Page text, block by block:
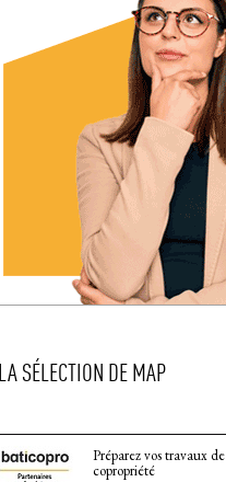
LA SÉLECTION DE MAP
Préparez vos travaux de
copropriété